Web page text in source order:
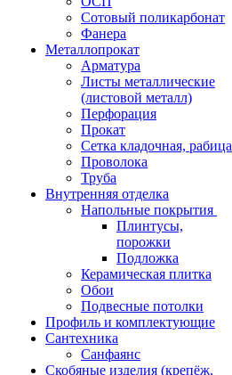
Сотовый поликарбонат
Фанера
Металлопрокат
Арматура
Листы металлические
(листовой металл)
Перфорация
Прокат
Сетка кладочная, рабица
Проволока
Труба
Внутренняя отделка
Напольные покрытия
Плинтусы,
порожки
Подложка
Керамическая плитка
Обои
Подвесные потолки
Профиль и комплектующие
Сантехника
Санфаянс
Скобяные изделия (крепёж,